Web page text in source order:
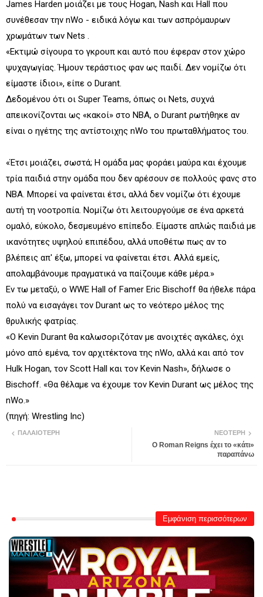
James Harden μοιάζει με τους Hogan, Nash και Hall που
συνέθεσαν την nWo - ειδικά λόγω και των ασπρόμαυρων
χρωμάτων των Nets .
«Εκτιμώ σίγουρα το γκρουπ και αυτό που έφεραν στον χώρο
ψυχαγωγίας. Ήμουν τεράστιος φαν ως παιδί. Δεν νομίζω ότι
είμαστε ίδιοι», είπε ο Durant.
Δεδομένου ότι οι Super Teams, όπως οι Nets, συχνά
απεικονίζονται ως «κακοί» στο NBA, ο Durant ρωτήθηκε αν
είναι ο ηγέτης της αντίστοιχης nWo του πρωταθλήματος του.
«Έτσι μοιάζει, σωστά; Η ομάδα μας φοράει μαύρα και έχουμε
τρία παιδιά στην ομάδα που δεν αρέσουν σε πολλούς φανς στο
NBA. Μπορεί να φαίνεται έτσι, αλλά δεν νομίζω ότι έχουμε
αυτή τη νοοτροπία. Νομίζω ότι λειτουργούμε σε ένα αρκετά
ομαλό, εύκολο, δεσμευμένο επίπεδο. Είμαστε απλώς παιδιά με
ικανότητες υψηλού επιπέδου, αλλά υποθέτω πως αν το
βλέπεις απ' έξω, μπορεί να φαίνεται έτσι. Αλλά εμείς,
απολαμβάνουμε πραγματικά να παίζουμε κάθε μέρα.»
Εν τω μεταξύ, ο WWE Hall of Famer Eric Bischoff θα ήθελε πάρα
πολύ να εισαγάγει τον Durant ως το νεότερο μέλος της
θρυλικής φατρίας.
«Ο Kevin Durant θα καλωσοριζόταν με ανοιχτές αγκάλες, όχι
μόνο από εμένα, τον αρχιτέκτονα της nWo, αλλά και από τον
Hulk Hogan, τον Scott Hall και τον Kevin Nash», δήλωσε ο
Bischoff. «Θα θέλαμε να έχουμε τον Kevin Durant ως μέλος της
nWo.»
(πηγή: Wrestling Inc)
ΝΕΌΤΕΡΗ
Ο Roman Reigns έχει το «κάτι»
παραπάνω
ΠΑΛΑΙΌΤΕΡΗ
Εμφάνιση περισσότερων